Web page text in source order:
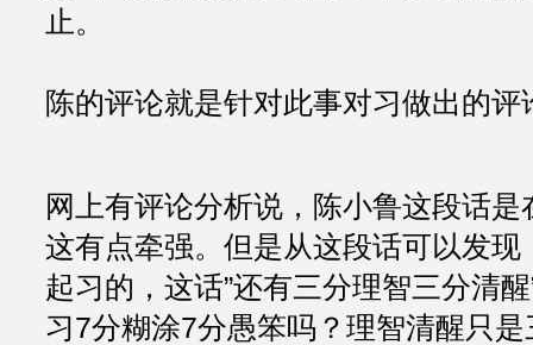
止。
陈的评论就是针对此事对习做出的评
网上有评论分析说，陈小鲁这段话
这有点牵强。但是从这段话可以发现
起习的，这话”还有三分理智三分清
习7分糊涂7分愚笨吗？理智清醒只